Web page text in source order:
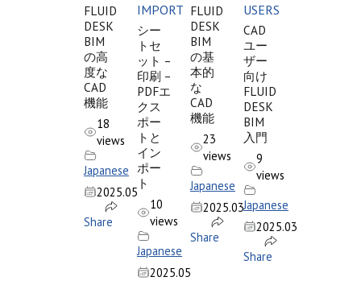
FLUID
DESK
BIM
の高
度な
CAD
機能
18
views
Japanese
2025.05
Share
IMPORT
シー
トセ
ット –
印刷 –
PDFエ
クス
ポー
トと
イン
ポー
ト
10
views
Japanese
2025.05
FLUID
DESK
BIM
の基
本的
な
CAD
機能
23
views
Japanese
2025.03
Share
USERS
CAD
ユー
ザー
向け
FLUID
DESK
BIM
入門
9
views
Japanese
2025.03
Share